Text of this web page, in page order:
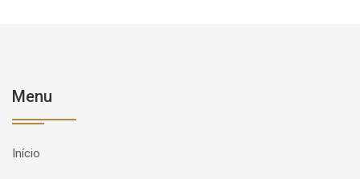
Menu
Início